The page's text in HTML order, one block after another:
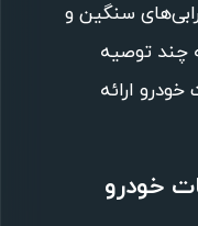
سنگین و
چند توصیه
ارائه
خودرو